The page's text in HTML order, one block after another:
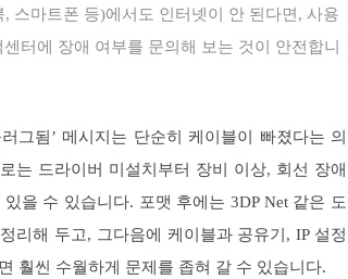
, 스마트폰 등)에서도 인터넷이 안 된다면, 사용
터에 장애 여부를 문의해 보는 것이 안전합니
그됨’ 메시지는 단순히 케이블이 빠졌다는 의
는 드라이버 미설치부터 장비 이상, 회선 장애
을 수 있습니다. 포맷 후에는 3DP Net 같은 도
리해 두고, 그다음에 케이블과 공유기, IP 설정
훨씬 수월하게 문제를 좁혀 갈 수 있습니다.